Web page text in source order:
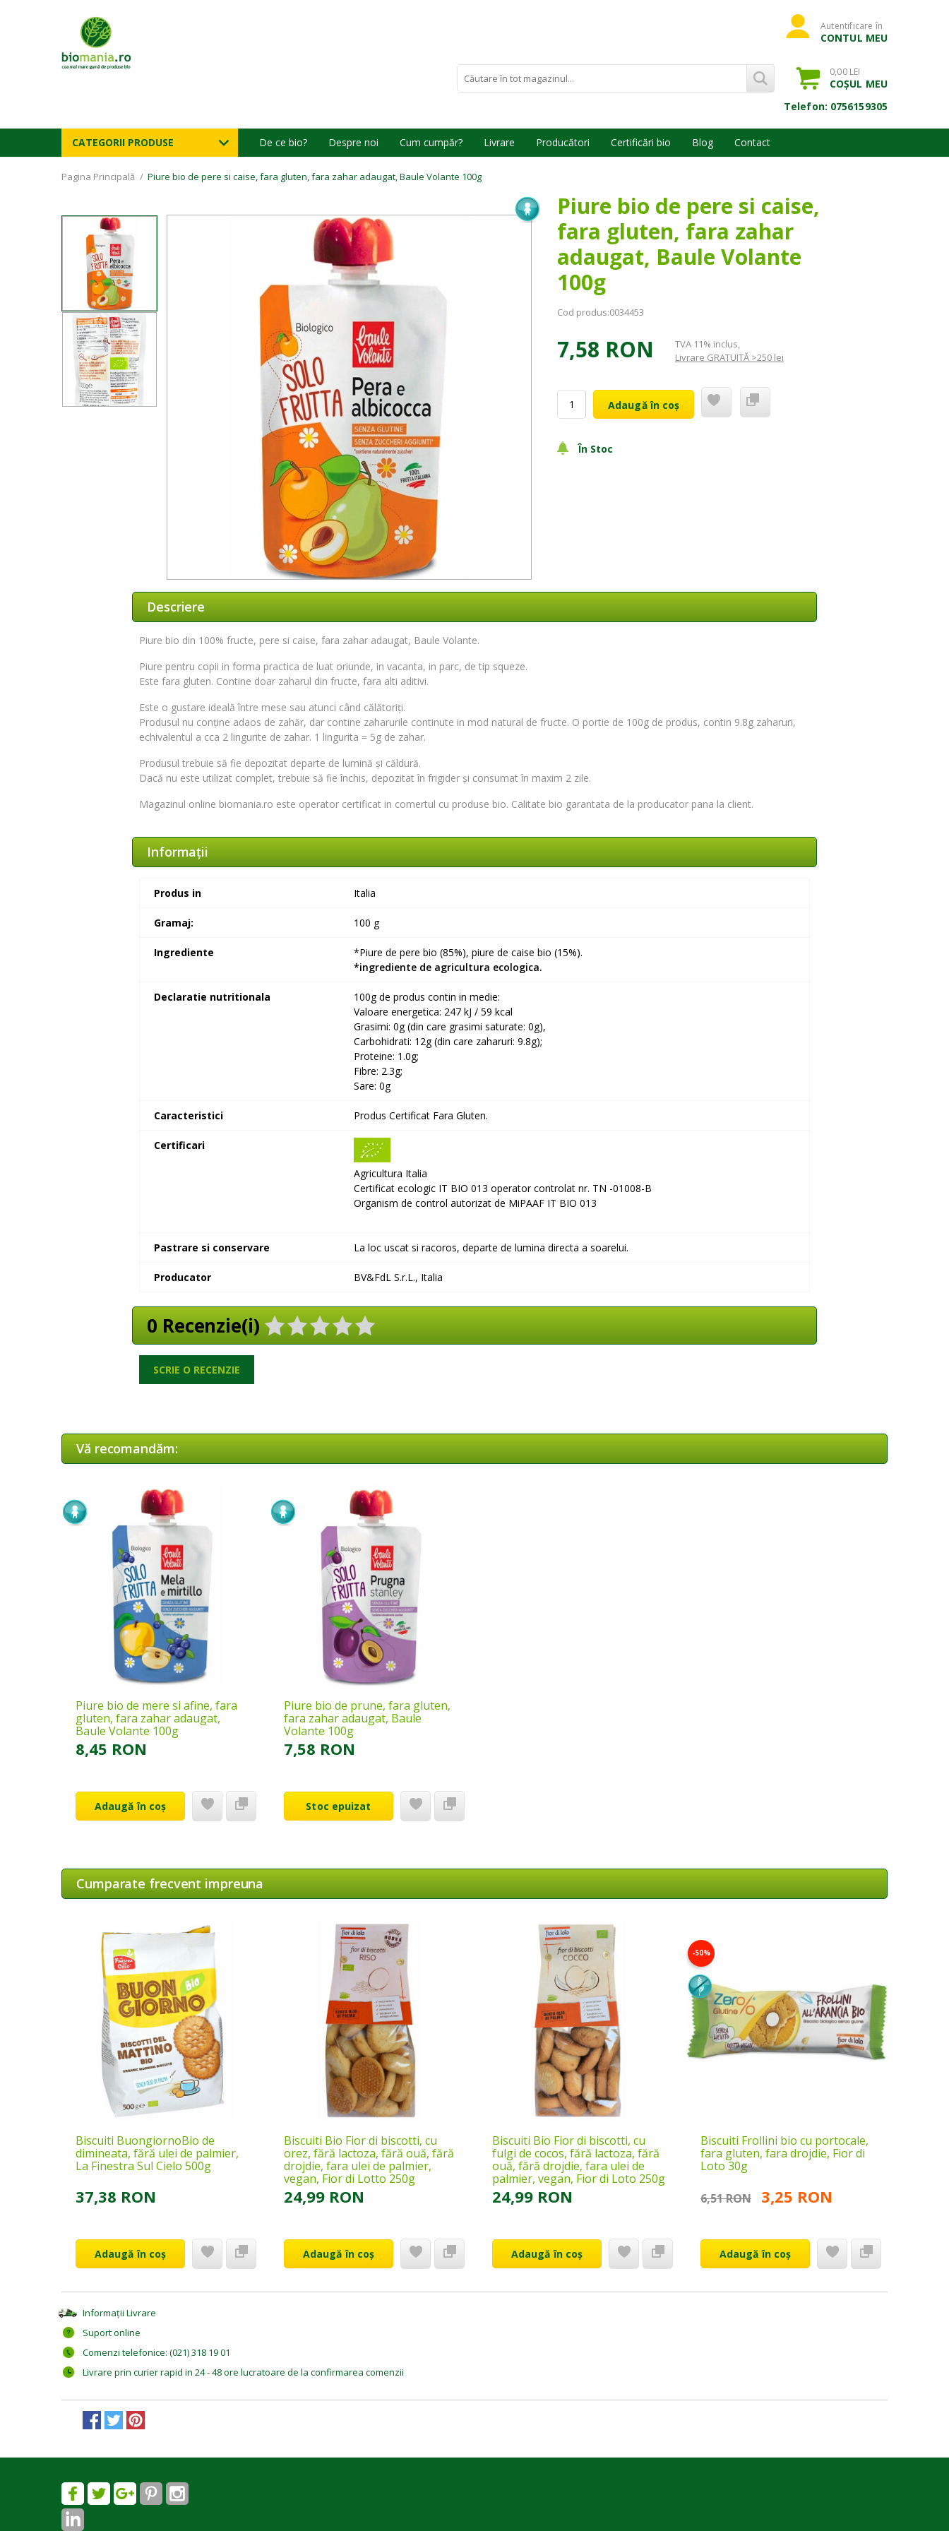
Autentificare în
CONTUL MEU
0,00 LEI
COȘUL MEU
Telefon: 0756159305
CATEGORII PRODUSE De ce bio? Despre noi Cum cumpăr? Livrare Producători Certificări bio Blog Contact
Pagina Principală / Piure bio de pere si caise, fara gluten, fara zahar adaugat, Baule Volante 100g
Piure bio de pere si caise,
fara gluten, fara zahar
adaugat, Baule Volante
100g
Cod produs:0034453
7,58 RON TVA 11% inclus,
Livrare GRATUITĂ >250 lei
Adaugă în coș
În Stoc
Descriere
Piure bio din 100% fructe, pere si caise, fara zahar adaugat, Baule Volante.
Piure pentru copii in forma practica de luat oriunde, in vacanta, in parc, de tip squeze.
Este fara gluten. Contine doar zaharul din fructe, fara alti aditivi.
Este o gustare ideală între mese sau atunci când călătoriți.
Produsul nu conține adaos de zahăr, dar contine zaharurile continute in mod natural de fructe. O portie de 100g de produs, contin 9.8g zaharuri,
echivalentul a cca 2 lingurite de zahar. 1 lingurita = 5g de zahar.
Produsul trebuie să fie depozitat departe de lumină și căldură.
Dacă nu este utilizat complet, trebuie să fie închis, depozitat în frigider și consumat în maxim 2 zile.
Magazinul online biomania.ro este operator certificat in comertul cu produse bio. Calitate bio garantata de la producator pana la client.
Informaţii
Produs in Italia
Gramaj: 100 g
Ingrediente
*Piure de pere bio (85%), piure de caise bio (15%).
*ingrediente de agricultura ecologica.
Declaratie nutritionala
100g de produs contin in medie:
Valoare energetica: 247 kJ / 59 kcal
Grasimi: 0g (din care grasimi saturate: 0g),
Carbohidrati: 12g (din care zaharuri: 9.8g);
Proteine: 1.0g;
Fibre: 2.3g;
Sare: 0g
Caracteristici Produs Certificat Fara Gluten.
Certificari
Agricultura Italia
Certificat ecologic IT BIO 013 operator controlat nr. TN -01008-B
Organism de control autorizat de MiPAAF IT BIO 013
Pastrare si conservare La loc uscat si racoros, departe de lumina directa a soarelui.
Producator BV&FdL S.r.L., Italia
0 Recenzie(i)
SCRIE O RECENZIE
Vă recomandăm:
Piure bio de mere si afine, fara
gluten, fara zahar adaugat,
Baule Volante 100g
8,45 RON
Adaugă în coș
Piure bio de prune, fara gluten,
fara zahar adaugat, Baule
Volante 100g
7,58 RON
Stoc epuizat
Cumparate frecvent impreuna
Biscuiti BuongiornoBio de
dimineata, fără ulei de palmier,
La Finestra Sul Cielo 500g
37,38 RON
Adaugă în coș
Biscuiti Bio Fior di biscotti, cu
orez, fără lactoza, fără ouă, fără
drojdie, fara ulei de palmier,
vegan, Fior di Lotto 250g
24,99 RON
Adaugă în coș
Biscuiti Bio Fior di biscotti, cu
fulgi de cocos, fără lactoza, fără
ouă, fără drojdie, fara ulei de
palmier, vegan, Fior di Loto 250g
24,99 RON
Adaugă în coș
-50%
Biscuiti Frollini bio cu portocale,
fara gluten, fara drojdie, Fior di
Loto 30g
6,51 RON 3,25 RON
Adaugă în coș
Informații Livrare
Suport online
Comenzi telefonice: (021) 318 19 01
Livrare prin curier rapid in 24 - 48 ore lucratoare de la confirmarea comenzii